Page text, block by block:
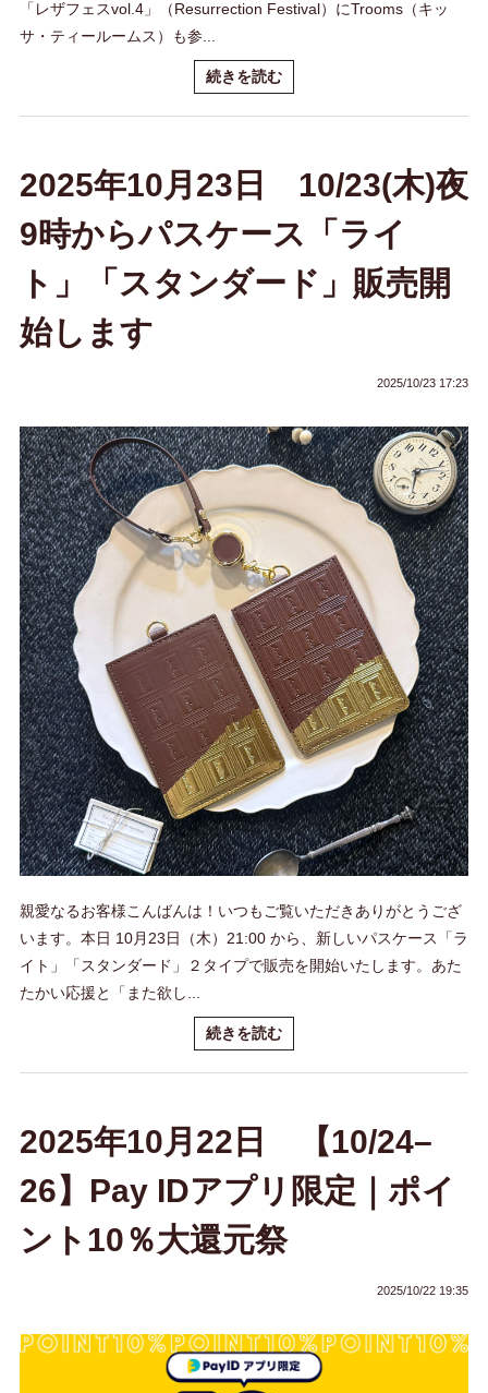
「レザフェスvol.4」（Resurrection Festival）にTrooms（キッ
サ・ティールームス）も参...
続きを読む
2025年10月23日 10/23(木)夜
9時からパスケース「ライ
ト」「スタンダード」販売開
始します
2025/10/23 17:23
親愛なるお客様こんばんは！いつもご覧いただきありがとうござ
います。本日 10月23日（木）21:00 から、新しいパスケース「ラ
イト」「スタンダード」２タイプで販売を開始いたします。あた
たかい応援と「また欲し...
続きを読む
2025年10月22日 【10/24–
26】Pay IDアプリ限定｜ポイ
ント10％大還元祭
2025/10/22 19:35